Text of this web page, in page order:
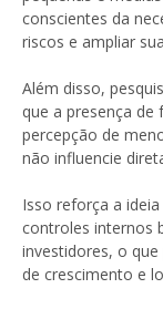
conscientes da
riscos e ampliar
Além disso,
que a presença de
percepção de
não influencie
Isso reforça a
controles internos
investidores, o
de crescimento e